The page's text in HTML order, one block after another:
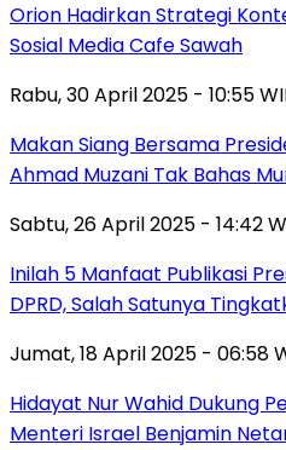
Orion Hadirkan Strategi
Sosial Media Cafe Sawah
Rabu, 30 April 2025 - 10:55
Makan Siang Bersama
Ahmad Muzani Tak Bahas
Sabtu, 26 April 2025 - 14:42
Inilah 5 Manfaat Publikasi
DPRD, Salah Satunya
Jumat, 18 April 2025 - 06:58
Hidayat Nur Wahid Dukung
Menteri Israel Benjamin